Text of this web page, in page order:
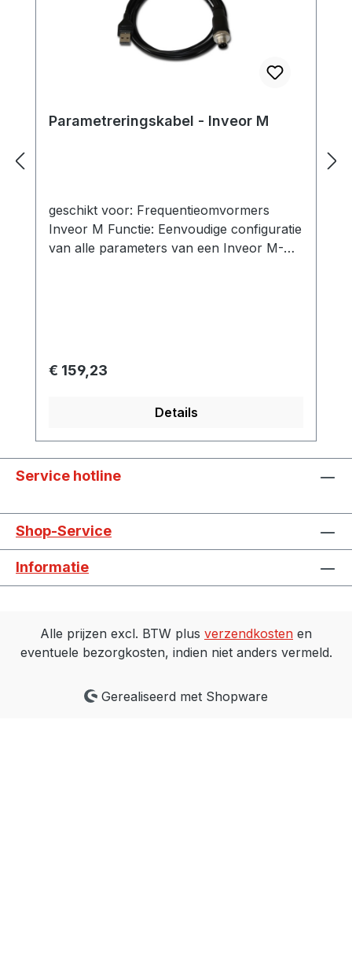
Parametreringskabel - Inveor M
geschikt voor: Frequentieomvormers
Inveor M Functie: Eenvoudige configuratie
van alle parameters van een Inveor M-
Normale prijs:
€ 159,23
Details
Service hotline
Shop-Service
Informatie
Alle prijzen excl. BTW plus verzendkosten en
eventuele bezorgkosten, indien niet anders vermeld.
Gerealiseerd met Shopware